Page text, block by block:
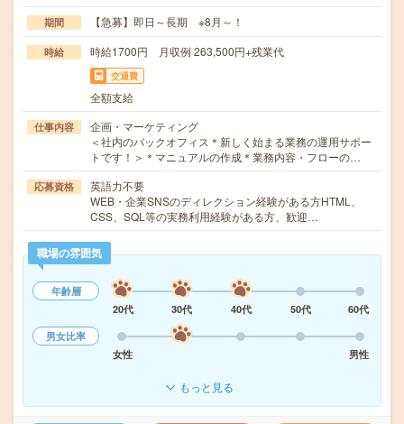
期間 【急募】即日～長期 ※8月～！
時給 時給1700円 月収例 263,500円+残業代
交通費
全額支給
仕事内容
企画・マーケティング
＜社内のバックオフィス＊新しく始まる業務の運用サポー
トです！＞＊マニュアルの作成＊業務内容・フローの…
応募資格
英語力不要
WEB・企業SNSのディレクション経験がある方HTML、
CSS、SQL等の実務利用経験がある方、歓迎…
職場の雰囲気
年齢層
20代
30代 40代 50代
60代
男女比率
女性
男性
もっと見る